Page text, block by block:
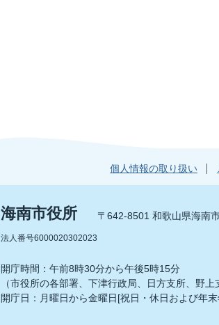
個人情報の取り扱い
海南市役所
法人番号6000020302023
〒642-8501 和歌山県海南
開庁時間：午前8時30分から午後5時15分
（市役所の各部署、下津行政局、日方支所、野上
開庁日：月曜日から金曜日[祝日・休日および年